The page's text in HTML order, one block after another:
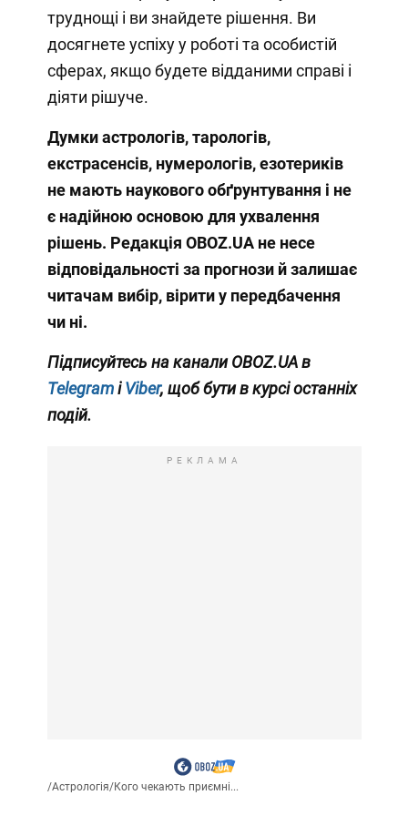
труднощі і ви знайдете рішення. Ви
досягнете успіху у роботі та особистій
сферах, якщо будете відданими справі і
діяти рішуче.
Думки астрологів, тарологів,
екстрасенсів, нумерологів, езотериків
не мають наукового обґрунтування і не
є надійною основою для ухвалення
рішень. Редакція OBOZ.UA не несе
відповідальності за прогнози й залишає
читачам вибір, вірити у передбачення
чи ні.
Підписуйтесь на канали OBOZ.UA в
TelegramіViber, щоб бути в курсі останніх
подій.
РЕКЛАМА
/Астрологія/Кого чекають приємні...